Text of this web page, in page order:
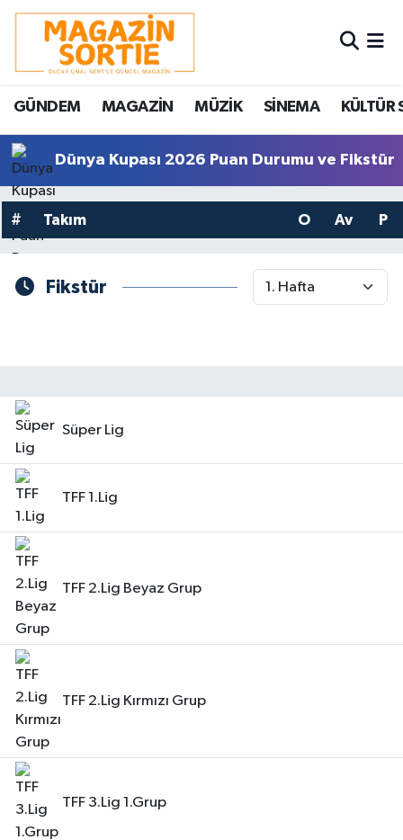
GÜNDEM MAGAZİN MÜZİK SİNEMA KÜLTÜR
Dünya Kupası 2026 Puan Durumu ve Fikstür
# Takım O Av P
Fikstür
Süper Lig
TFF 1.Lig
TFF 2.Lig Beyaz Grup
TFF 2.Lig Kırmızı Grup
TFF 3.Lig 1.Grup
Nöbetçi Eczaneler
Hava Durumu
Trafik Durumu
Süper Lig Puan Durumu ve Fikstür
Son Dakika Haberleri